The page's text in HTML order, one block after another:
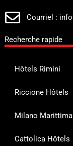
Courriel :
Recherche rapide
Hôtels Rimini
Riccione Hôtels
Milano
Cattolica Hôtels